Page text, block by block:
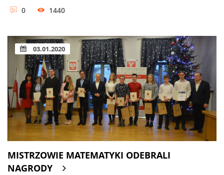
0 1440
03.01.2020
MISTRZOWIE MATEMATYKI ODEBRALI
NAGRODY